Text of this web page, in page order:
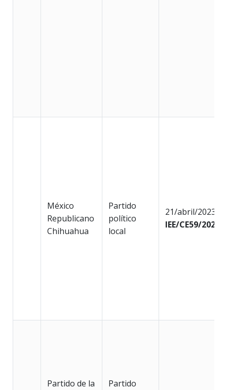
México
Republicano
Chihuahua
Partido
político
local
21/abril/2023
IEE/CE59/2023
Partido de la
Partido